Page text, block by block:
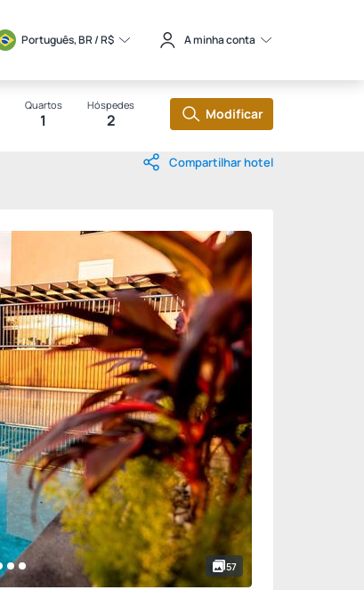
Português, BR / R$ A minha conta
Quartos
1
Hóspedes
2 Modificar
Compartilhar hotel
57